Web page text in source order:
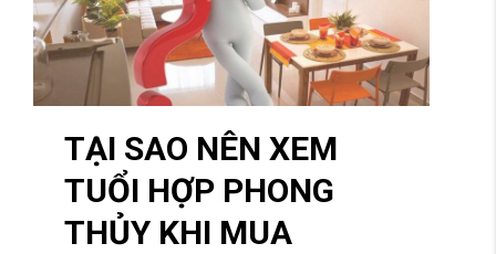
TẠI SAO NÊN XEM
TUỔI HỢP PHONG
THỦY KHI MUA